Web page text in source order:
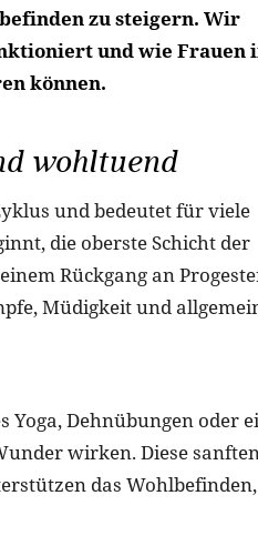
zu steigern. Wir
und wie Frauen
können.
wohltuend
und bedeutet für viele
die oberste Schicht der
Rückgang an
Müdigkeit und
Yoga, Dehnübungen oder
wirken. Diese
das Wohlbefinden,